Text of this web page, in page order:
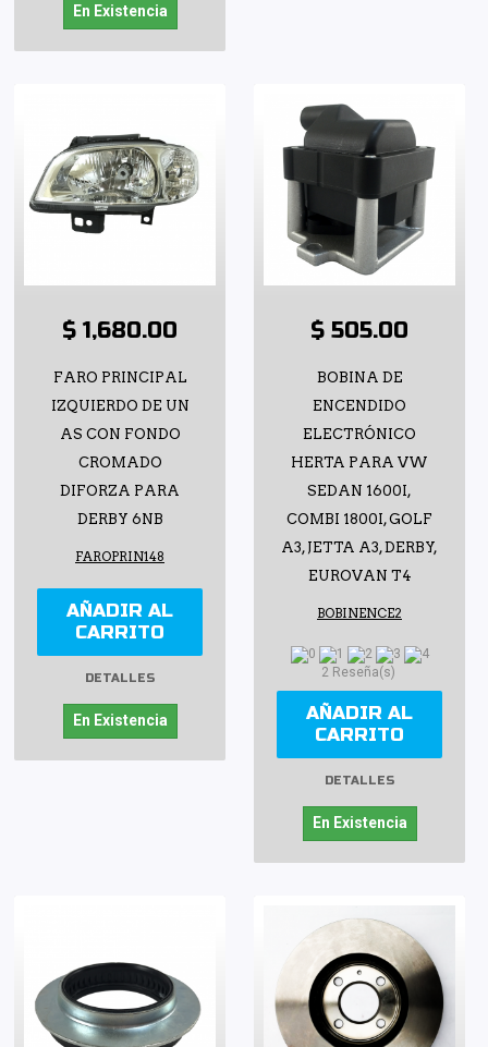
En Existencia
$ 1,680.00
FARO PRINCIPAL
IZQUIERDO DE UN
AS CON FONDO
CROMADO
DIFORZA PARA
DERBY 6NB
FAROPRIN148
AÑADIR AL
CARRITO
DETALLES
En Existencia
$ 505.00
BOBINA DE
ENCENDIDO
ELECTRÓNICO
HERTA PARA VW
SEDAN 1600I,
COMBI 1800I, GOLF
A3, JETTA A3, DERBY,
EUROVAN T4
BOBINENCE2
2 Reseña(s)
AÑADIR AL
CARRITO
DETALLES
En Existencia